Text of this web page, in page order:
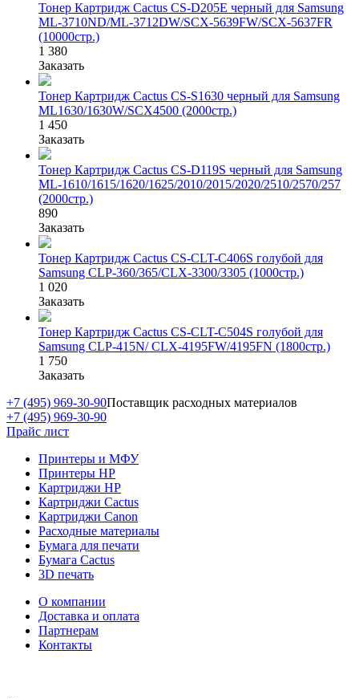
Тонер Картридж Cactus CS-D205E черный для Samsung
ML-3710ND/ML-3712DW/SCX-5639FW/SCX-5637FR
(10000стр.)
1 380
Заказать
Тонер Картридж Cactus CS-S1630 черный для Samsung
ML1630/1630W/SCX4500 (2000стр.)
1 450
Заказать
Тонер Картридж Cactus CS-D119S черный для Samsung
ML-1610/1615/1620/1625/2010/2015/2020/2510/2570/257
(2000стр.)
890
Заказать
Тонер Картридж Cactus CS-CLT-C406S голубой для
Samsung CLP-360/365/CLX-3300/3305 (1000стр.)
1 020
Заказать
Тонер Картридж Cactus CS-CLT-C504S голубой для
Samsung CLP-415N/ CLX-4195FW/4195FN (1800стр.)
1 750
Заказать
+7 (495) 969-30-90Поставщик расходных материалов
+7 (495) 969-30-90
Прайс лист
Принтеры и МФУ
Принтеры HP
Картриджи HP
Картриджи Cactus
Картриджи Canon
Расходные материалы
Бумага для печати
Бумага Cactus
3D печать
О компании
Доставка и оплата
Партнерам
Контакты